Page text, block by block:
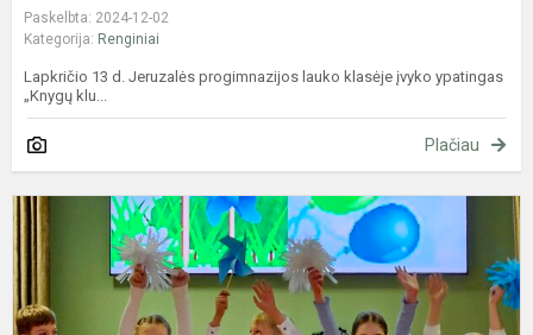
Paskelbta: 2024-12-02
Kategorija: Renginiai
Lapkričio 13 d. Jeruzalės progimnazijos lauko klasėje įvyko ypatingas
„Knygų klu...
Plačiau